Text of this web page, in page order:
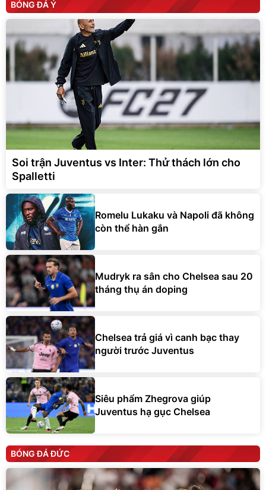
BÓNG ĐÁ Ý
Soi trận Juventus vs Inter: Thử thách lớn cho
Spalletti
Romelu Lukaku và Napoli đã không
còn thể hàn gắn
Mudryk ra sân cho Chelsea sau 20
tháng thụ án doping
Chelsea trả giá vì canh bạc thay
người trước Juventus
Siêu phẩm Zhegrova giúp
Juventus hạ gục Chelsea
BÓNG ĐÁ ĐỨC